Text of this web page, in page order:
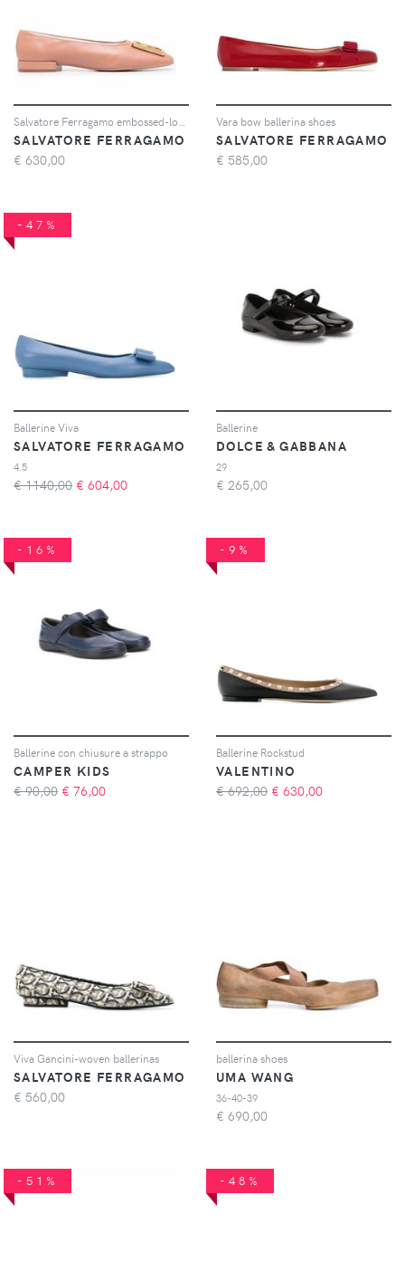
SALVATORE FERRAGAMO
€ 630,00
Vara bow ballerina shoes
SALVATORE FERRAGAMO
€ 585,00
-47%
Ballerine Viva
SALVATORE FERRAGAMO
4.5
€ 1140,00 € 604,00
Ballerine
DOLCE & GABBANA
29
€ 265,00
-16%
Ballerine con chiusure a strappo
CAMPER KIDS
€ 90,00 € 76,00
-9%
Ballerine Rockstud
VALENTINO
€ 692,00 € 630,00
Viva Gancini-woven ballerinas
SALVATORE FERRAGAMO
€ 560,00
ballerina shoes
UMA WANG
36-40-39
€ 690,00
-51% -48%